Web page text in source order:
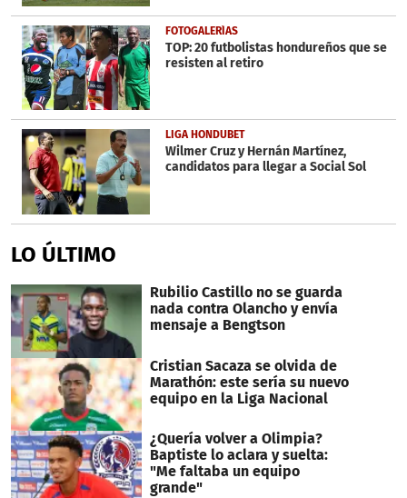
FOTOGALERÍAS
TOP: 20 futbolistas hondureños que se
resisten al retiro
LIGA HONDUBET
Wilmer Cruz y Hernán Martínez,
candidatos para llegar a Social Sol
LO ÚLTIMO
Rubilio Castillo no se guarda
nada contra Olancho y envía
mensaje a Bengtson
Cristian Sacaza se olvida de
Marathón: este sería su nuevo
equipo en la Liga Nacional
¿Quería volver a Olimpia?
Baptiste lo aclara y suelta:
"Me faltaba un equipo
grande"